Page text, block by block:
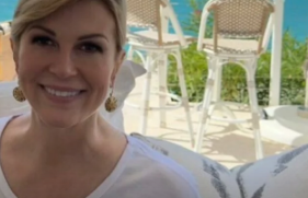
OBAVIJESTI